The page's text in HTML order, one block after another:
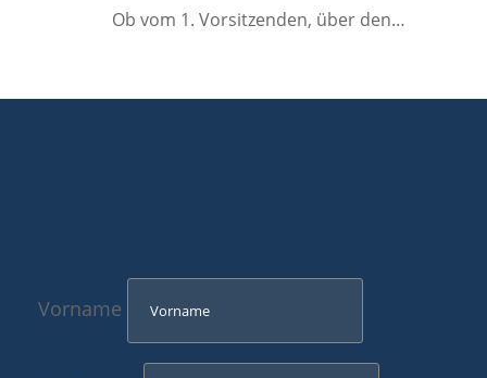
Ob vom 1. Vorsitzenden, über den…
Vorname